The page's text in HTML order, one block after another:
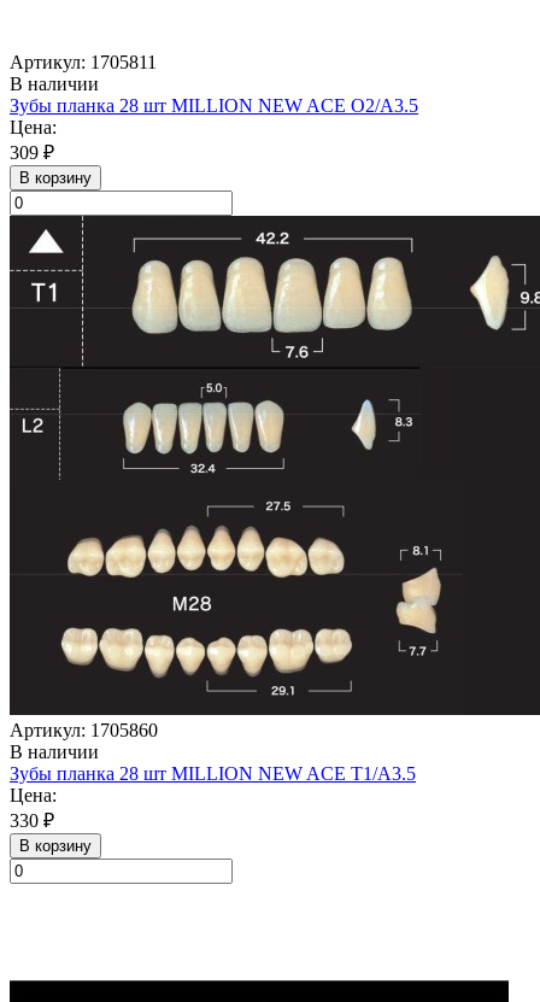
Артикул: 1705811
В наличии
Зубы планка 28 шт MILLION NEW ACE O2/A3.5
Цена:
309 ₽
В корзину
Артикул: 1705860
В наличии
Зубы планка 28 шт MILLION NEW ACE T1/А3.5
Цена:
330 ₽
В корзину